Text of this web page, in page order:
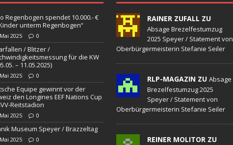
spendet 10.000.- € an „Kinder unterm Regenbogen“
/ Blitzer / Geschwindigkeitsmessung für die KW 19 (05.05. –
gewinnt vor der Schweiz den Longines EEF Nations Cup im
Speyer / Brazzeltag
SPEYER
Regenbogen spendet 10.000.- €
unterm Regenbogen“
2025 0
/ Blitzer /
für die KW
– 11.05.2025)
2025 0
Equipe gewinnt vor der
den Longines EEF Nations Cup
Reitstadion
2025 0
Museum Speyer / Brazzeltag
2025 0
RAINER ZUFALL ZU
Absage Brezelfestumzug
2025 Speyer / Statement von
Oberbürgermeisterin Stefanie Seiler
RLP-MAGAZIN ZU Absage
Brezelfestumzug 2025
Speyer / Statement von
Oberbürgermeisterin Stefanie Seiler
REINER MOLITOR ZU